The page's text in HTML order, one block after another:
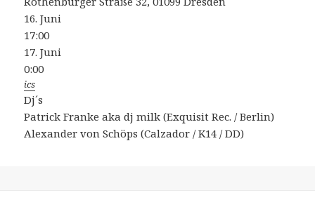
16. Juni
17:00
17. Juni
0:00
ics
Dj´s
Patrick Franke aka dj milk (Exquisit Rec. / Berlin)
Alexander von Schöps (Calzador / K14 / DD)